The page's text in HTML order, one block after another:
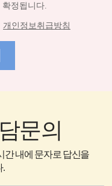
정됩니다.
개인정보취급방침
문의
간 내에 문자로 답신을
.